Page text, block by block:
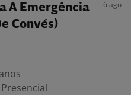
A Emergência
Convés)
6 ago
Presencial